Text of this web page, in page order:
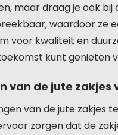
maar draag je ook
waardoor ze
voor kwaliteit en
kunt genieten
van de jute zakjes
van de jute zakjes
zorgen dat de